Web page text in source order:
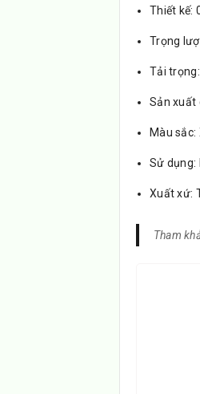
Thiết kế:
Trọng
Tải
Sản xuất
Màu sắc:
Sử dụng:
Xuất xứ:
Tham